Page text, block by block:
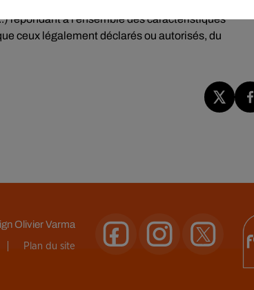
répondant à l’ensemble des caractéristiques
ceux légalement déclarés ou autorisés, du
Olivier Varma
Plan du site